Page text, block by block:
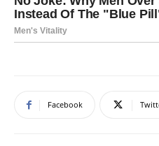
Facebook